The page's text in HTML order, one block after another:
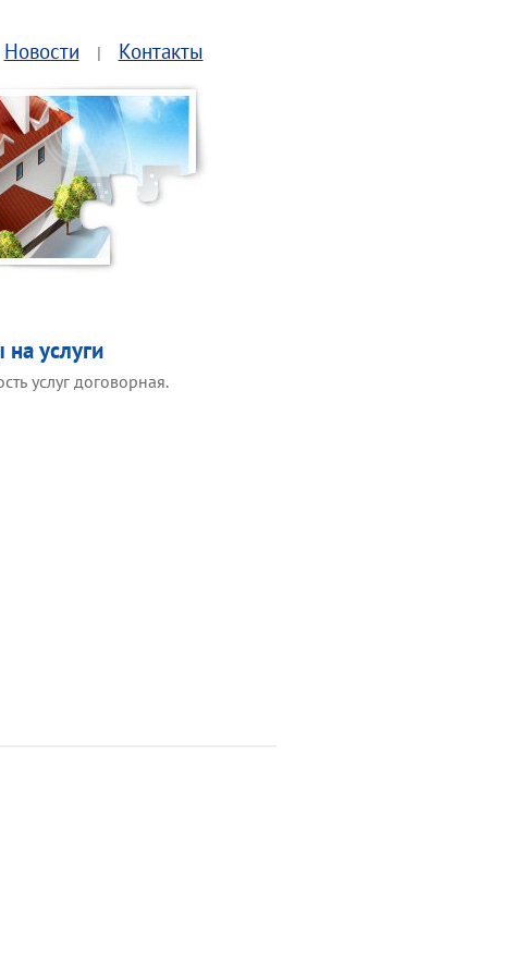
Новости | Контакты
услуги
услуг договорная.